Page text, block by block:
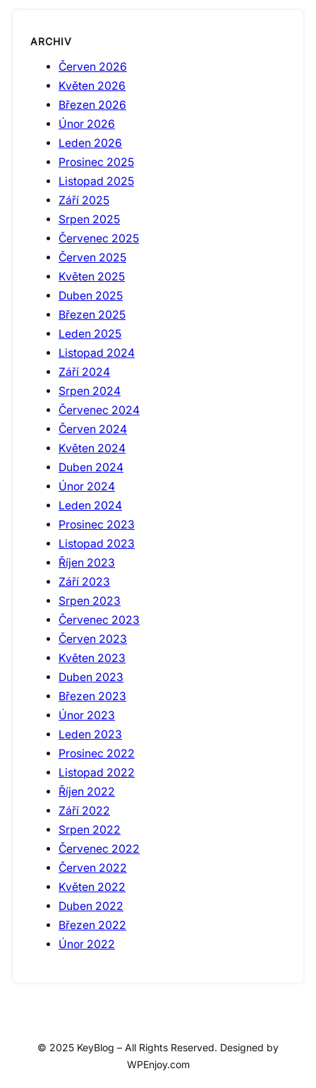
ARCHIV
Červen 2026
Květen 2026
Březen 2026
Únor 2026
Leden 2026
Prosinec 2025
Listopad 2025
Září 2025
Srpen 2025
Červenec 2025
Červen 2025
Květen 2025
Duben 2025
Březen 2025
Leden 2025
Listopad 2024
Září 2024
Srpen 2024
Červenec 2024
Červen 2024
Květen 2024
Duben 2024
Únor 2024
Leden 2024
Prosinec 2023
Listopad 2023
Říjen 2023
Září 2023
Srpen 2023
Červenec 2023
Červen 2023
Květen 2023
Duben 2023
Březen 2023
Únor 2023
Leden 2023
Prosinec 2022
Listopad 2022
Říjen 2022
Září 2022
Srpen 2022
Červenec 2022
Červen 2022
Květen 2022
Duben 2022
Březen 2022
Únor 2022
© 2025 KeyBlog – All Rights Reserved. Designed by
WPEnjoy.com